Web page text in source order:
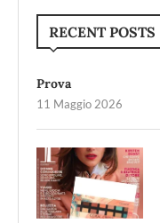
RECENT POSTS
Prova
11 Maggio 2026